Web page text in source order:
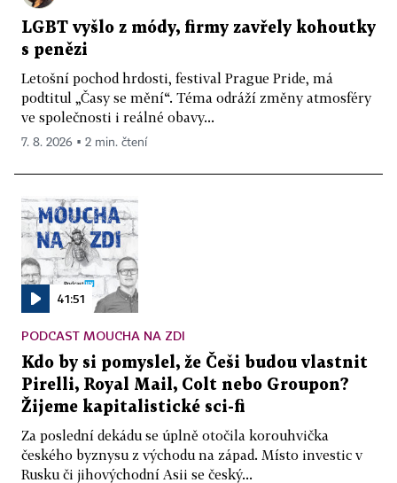
LGBT vyšlo z módy, firmy zavřely kohoutky
s penězi
Letošní pochod hrdosti, festival Prague Pride, má
podtitul „Časy se mění“. Téma odráží změny atmosféry
ve společnosti i reálné obavy...
7. 8. 2026 ▪ 2 min. čtení
41:51
PODCAST MOUCHA NA ZDI
Kdo by si pomyslel, že Češi budou vlastnit
Pirelli, Royal Mail, Colt nebo Groupon?
Žijeme kapitalistické sci-fi
Za poslední dekádu se úplně otočila korouhvička
českého byznysu z východu na západ. Místo investic v
Rusku či jihovýchodní Asii se český...